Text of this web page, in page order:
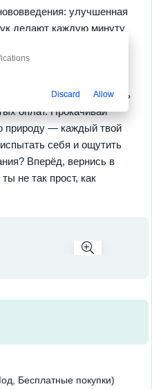
улучшенная
делают каждую минуту
Особенности? Строй
с другими
А как без
— возможно играть
оплат. Прокачивай
природу — каждый твой
себя и ощутить
Вперёд, вернись в
не так прост, как
Бесплатные покупки)
Discard Allow